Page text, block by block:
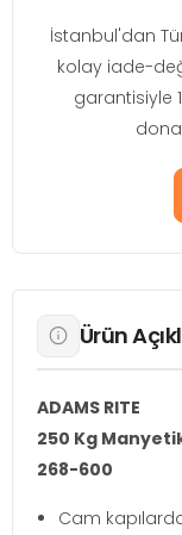
İstanbul'dan
kolay iade-
garantisiyle
Ürün
ADAMS RITE
250 Kg
268-600
Cam